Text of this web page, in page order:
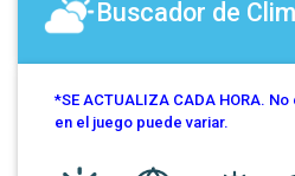
Buscador de
*SE ACTUALIZA CADA HORA.
en el juego puede variar.